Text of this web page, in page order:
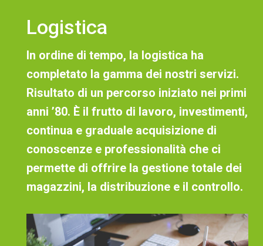
Logistica
In ordine di tempo, la logistica ha
completato la gamma dei nostri servizi.
Risultato di un percorso iniziato nei primi
anni ’80. È il frutto di lavoro, investimenti,
continua e graduale acquisizione di
conoscenze e professionalità che ci
permette di offrire la gestione totale dei
magazzini, la distribuzione e il controllo.